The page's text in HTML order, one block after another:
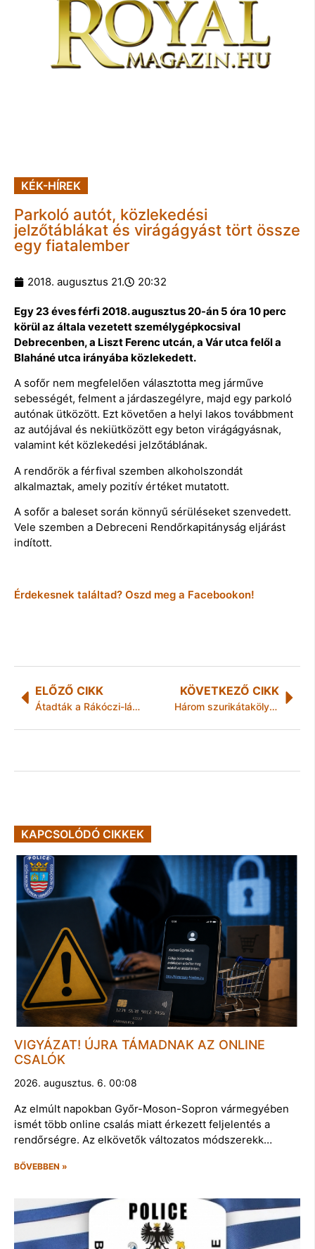
KÉK-HÍREK
Parkoló autót, közlekedési
jelzőtáblákat és virágágyást tört össze
egy fiatalember
2018. augusztus 21. 20:32
Egy 23 éves férfi 2018. augusztus 20-án 5 óra 10 perc
körül az általa vezetett személygépkocsival
Debrecenben, a Liszt Ferenc utcán, a Vár utca felől a
Blaháné utca irányába közlekedett.
A sofőr nem megfelelően választotta meg járműve
sebességét, felment a járdaszegélyre, majd egy parkoló
autónak ütközött. Ezt követően a helyi lakos továbbment
az autójával és nekiütközött egy beton virágágyásnak,
valamint két közlekedési jelzőtáblának.
A rendőrök a férfival szemben alkoholszondát
alkalmaztak, amely pozitív értéket mutatott.
A sofőr a baleset során könnyű sérüléseket szenvedett.
Vele szemben a Debreceni Rendőrkapitányság eljárást
indított.
Érdekesnek találtad? Oszd meg a Facebookon!
ELŐZŐ CIKK
Átadták a Rákóczi-láncot
KÖVETKEZŐ CIKK
Három szurikátakölyök született a Miskolci Állatkertben
KAPCSOLÓDÓ CIKKEK
VIGYÁZAT! ÚJRA TÁMADNAK AZ ONLINE
CSALÓK
2026. augusztus. 6. 00:08
Az elmúlt napokban Győr-Moson-Sopron vármegyében
ismét több online csalás miatt érkezett feljelentés a
rendőrségre. Az elkövetők változatos módszerekk…
BŐVEBBEN »